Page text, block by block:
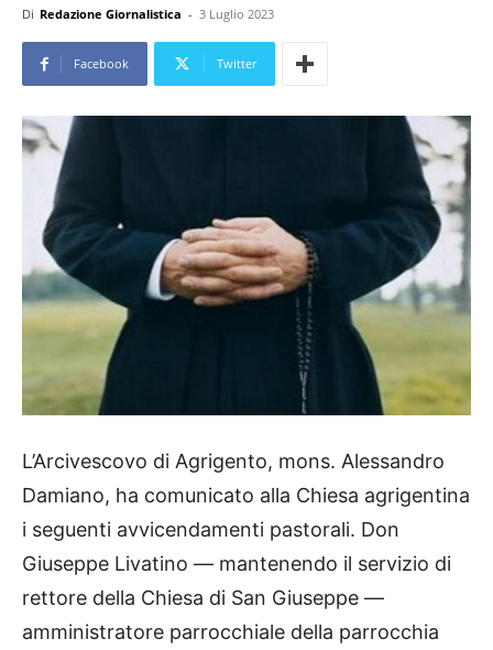
Di Redazione Giornalistica - 3 Luglio 2023
Facebook Twitter
L’Arcivescovo di Agrigento, mons. Alessandro
Damiano, ha comunicato alla Chiesa agrigentina
i seguenti avvicendamenti pastorali. Don
Giuseppe Livatino — mantenendo il servizio di
rettore della Chiesa di San Giuseppe —
amministratore parrocchiale della parrocchia